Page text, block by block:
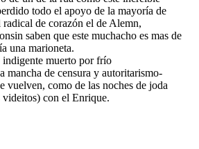
todo el apoyo de la mayoría de
radical de corazón el de Alemn,
saben que este muchacho es mas de
una marioneta.
indigente muerto por frío
mancha de censura y autoritarismo-
vuelven, como de las noches de joda
videitos) con el Enrique.